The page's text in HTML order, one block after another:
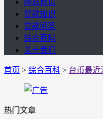
网站首页
贷款知识
贷款问答
综合百科
关于我们
首页 > 综合百科 > 台币最近
热门文章